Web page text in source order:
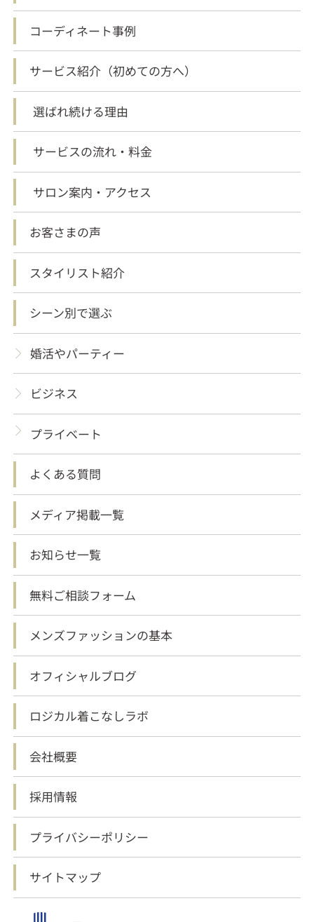
コーディネート事例
サービス紹介（初めての方へ）
選ばれ続ける理由
サービスの流れ・料金
サロン案内・アクセス
お客さまの声
スタイリスト紹介
シーン別で選ぶ
婚活やパーティー
ビジネス
プライベート
よくある質問
メディア掲載一覧
お知らせ一覧
無料ご相談フォーム
メンズファッションの基本
オフィシャルブログ
ロジカル着こなしラボ
会社概要
採用情報
プライバシーポリシー
サイトマップ